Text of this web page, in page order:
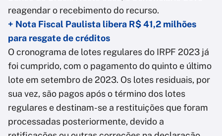
reagendar o recebimento do recurso.
+ Nota Fiscal Paulista libera R$ 41,2 milhões
para resgate de créditos
O cronograma de lotes regulares do IRPF 2023 já
foi cumprido, com o pagamento do quinto e último
lote em setembro de 2023. Os lotes residuais, por
sua vez, são pagos após o término dos lotes
regulares e destinam-se a restituições que foram
processadas posteriormente, devido a